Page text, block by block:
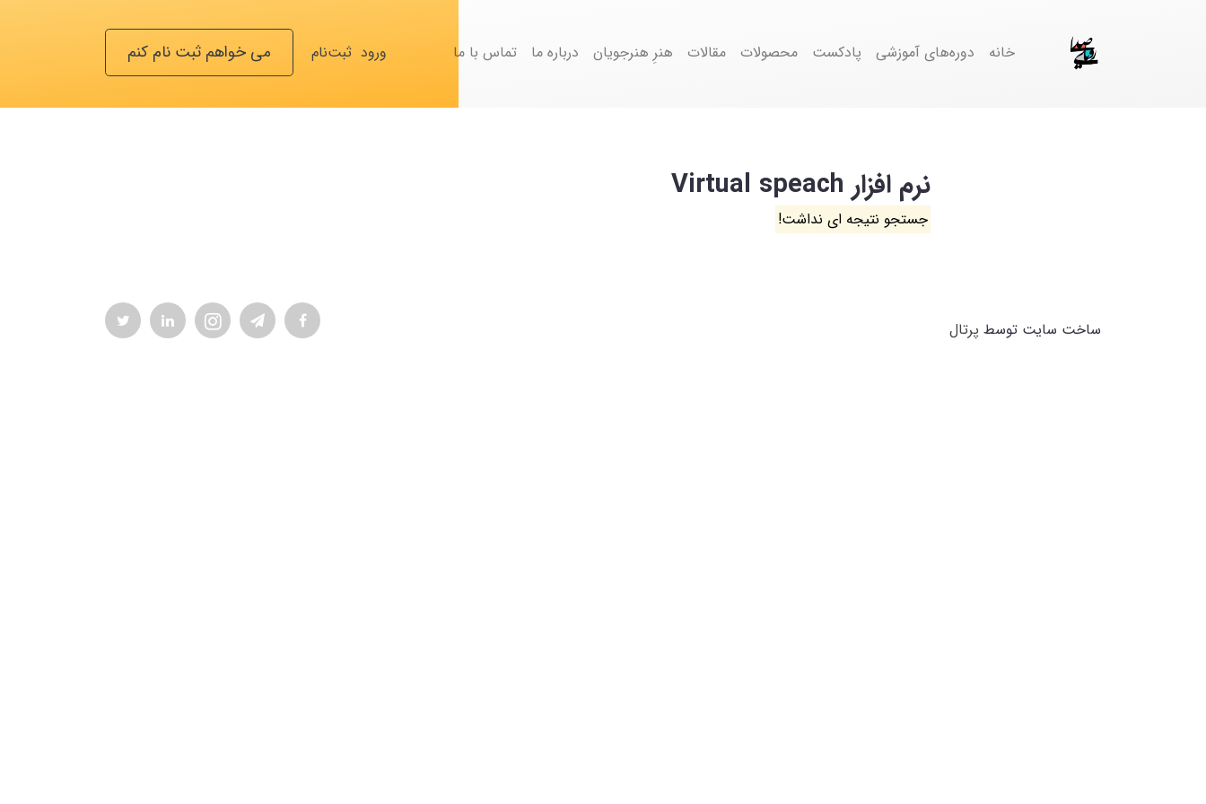
خانه دوره‌های آموزشی پادکست محصولات مقالات هنرِ هنرجویان درباره ما تماس با ما ورود ثبت‌نام می خواهم ثبت نام کنم
نرم افزار Virtual speach
جستجو نتیجه ای نداشت!
ساخت سایت توسط پرتال